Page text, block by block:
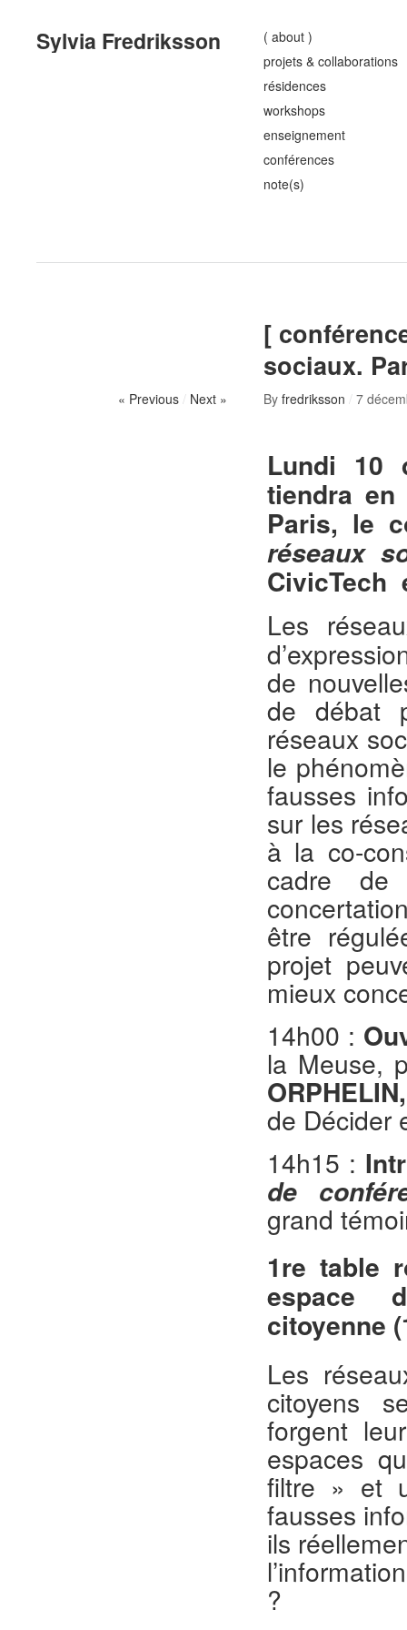
Sylvia Fredriksson
( about )
projets & collaborations
résidences
workshops
enseignement
conférences
note(s)
[
sociaux.
« Previous / Next » By fredriksson / 7
Lundi 10
tiendra en
Paris, le
réseaux
CivicTech
Les
de
de débat
réseaux
le
fausses
sur les
à la co-
cadre
être
projet
mieux
14h00 :
la Meuse,
de Décider
14h15 :
de
grand
1re table
espace
citoyenne
Les
citoyens
forgent
espaces
filtre » et
fausses
ils
?